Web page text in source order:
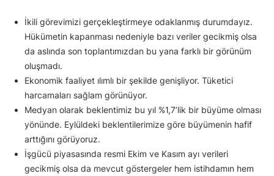
İkili görevimizi gerçekleştirmeye odaklanmış durumdayız.
Hükümetin kapanması nedeniyle bazı veriler gecikmiş olsa
da aslında son toplantımızdan bu yana farklı bir görünüm
oluşmadı.
Ekonomik faaliyet ılımlı bir şekilde genişliyor. Tüketici
harcamaları sağlam görünüyor.
Medyan olarak beklentimiz bu yıl %1,7’lik bir büyüme olması
yönünde. Eylüldeki beklentilerimize göre büyümenin hafif
arttığını görüyoruz.
İşgücü piyasasında resmi Ekim ve Kasım ayı verileri
gecikmiş olsa da mevcut göstergeler hem istihdamın hem